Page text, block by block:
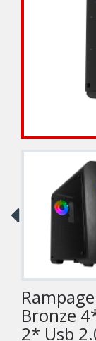
Bronze
2* Usb